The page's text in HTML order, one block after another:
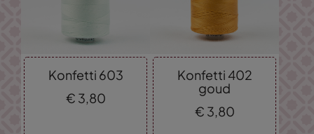
Konfetti 603
€ 3,80
Konfetti 402
goud
€ 3,80